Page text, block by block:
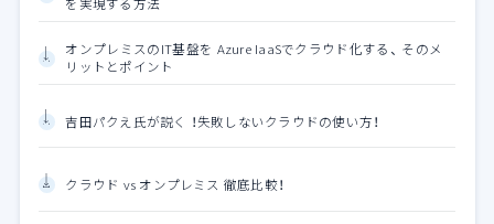
を実現する方法
オンプレミスのIT基盤を Azure IaaSでクラウド化する、 そのメ
リットとポイント
吉田パクえ氏が説く ！失敗しないクラウドの使い方！
クラウド vs オンプレミス 徹底比較！